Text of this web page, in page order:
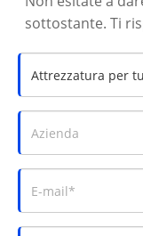
sottostante. Ti